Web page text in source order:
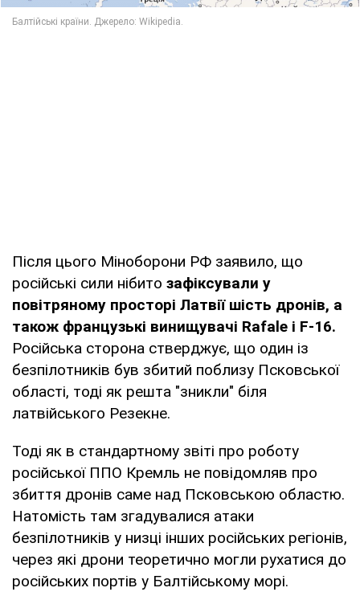
Після цього Міноборони РФ заявило, що
російські сили нібито зафіксували у
повітряному просторі Латвії шість дронів, а
також французькі винищувачі Rafale і F-16.
Російська сторона стверджує, що один із
безпілотників був збитий поблизу Псковської
області, тоді як решта "зникли" біля
латвійського Резекне.
Тоді як в стандартному звіті про роботу
російської ППО Кремль не повідомляв про
збиття дронів саме над Псковською областю.
Натомість там згадувалися атаки
безпілотників у низці інших російських регіонів,
через які дрони теоретично могли рухатися до
російських портів у Балтійському морі.